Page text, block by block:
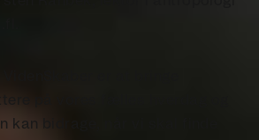
er at bringe
på vores fælles hverdag og
kan bidrage, når vi skal finde